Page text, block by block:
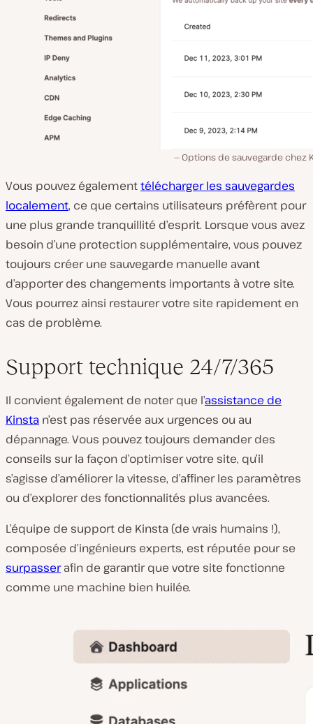
Options de sauvegarde chez
Vous pouvez égalementtélécharger les sauvegardes
localement, ce que certains utilisateurs préfèrent pour
une plus grande tranquillité d’esprit. Lorsque vous avez
besoin d’une protection supplémentaire, vous pouvez
toujours créer une sauvegarde manuelle avant
d’apporter des changements importants à votre site.
Vous pourrez ainsi restaurer votre site rapidement en
cas de problème.
Support technique 24/7/365
Il convient également de noter que l’assistance de
Kinsta n’est pas réservée aux urgences ou au
dépannage. Vous pouvez toujours demander des
conseils sur la façon d’optimiser votre site, qu’il
s’agisse d’améliorer la vitesse, d’affiner les paramètres
ou d’explorer des fonctionnalités plus avancées.
L’équipe de support de Kinsta (de vrais humains !),
composée d’ingénieurs experts, est réputée pour se
surpasserafin de garantir que votre site fonctionne
comme une machine bien huilée.